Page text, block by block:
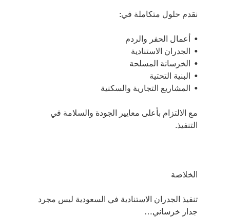
نقدم حلول متكاملة في:
•⁠  ⁠أعمال الحفر والردم
•⁠  ⁠الجدران الاستنادية
•⁠  ⁠الخرسانة المسلحة
•⁠  ⁠البنية التحتية
•⁠  ⁠المشاريع التجارية والسكنية
مع الالتزام بأعلى معايير الجودة والسلامة في
التنفيذ.
الخلاصة
تنفيذ الجدران الاستنادية في السعودية ليس مجرد
جدار خرساني…